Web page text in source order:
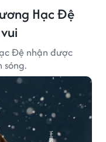
Hạc Đệ
Đệ nhận được
sóng.